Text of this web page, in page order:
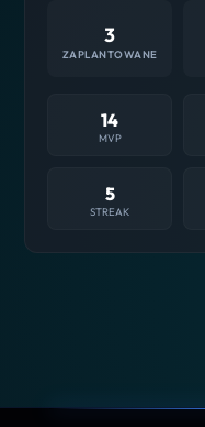
3
ZAPLANTOWANE
14
MVP
5
STREAK